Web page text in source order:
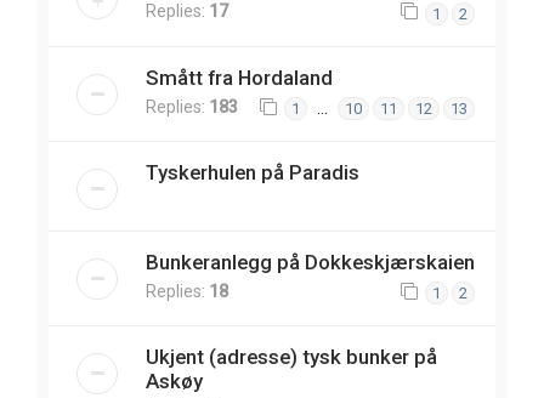
Replies: 17 1 2
Smått fra Hordaland
Replies: 183 1 10 11 12 13
Tyskerhulen på Paradis
Bunkeranlegg på Dokkeskjærskaien
Replies: 18 1 2
Ukjent (adresse) tysk bunker på
Askøy